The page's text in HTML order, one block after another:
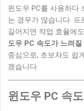
현재 계좌 잔액을 확인
이지만 소비에 대한 인
하나만으로도 충동적
커피 대신 집에서 준비
이고, 집에서 간단하게
이 변화는 작은 것처럼
시간을 가졌습니다. 이
윈도우 PC를 사용하다
는 경우가 많습니다.
길어지면 작업 효율에
도우 PC 속도가 느려
중심으로, 초보자도 쉽
겠습니다.
윈도우 PC 속